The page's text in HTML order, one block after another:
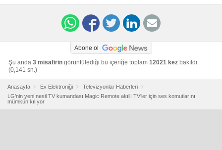
Abone ol
Şu anda 3 misafirin görüntülediği bu içeriğe toplam 12021 kez bakıldı.
(0,141 sn.)
Anasayfa Ev Elektroniği
Televizyonlar Haberleri
LG'nin yeni nesil TV kumandası Magic Remote akıllı TV'ler için ses komutlarını
mümkün kılıyor